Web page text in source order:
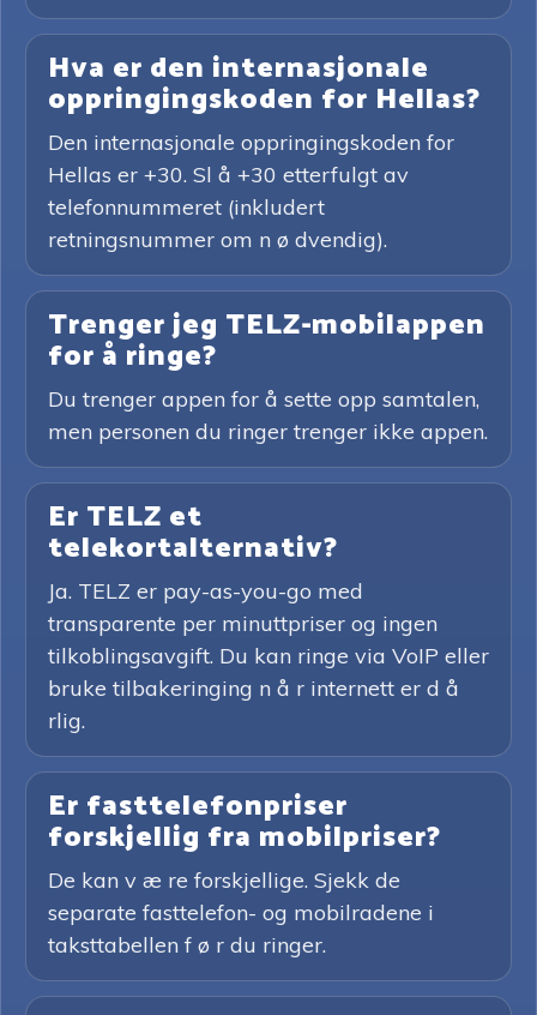
Hva er den internasjonale
oppringingskoden for Hellas?
Den internasjonale oppringingskoden for
Hellas er +30. Sl å +30 etterfulgt av
telefonnummeret (inkludert
retningsnummer om n ø dvendig).
Trenger jeg TELZ-mobilappen
for å ringe?
Du trenger appen for å sette opp samtalen,
men personen du ringer trenger ikke appen.
Er TELZ et
telekortalternativ?
Ja. TELZ er pay-as-you-go med
transparente per minuttpriser og ingen
tilkoblingsavgift. Du kan ringe via VoIP eller
bruke tilbakeringing n å r internett er d å
rlig.
Er fasttelefonpriser
forskjellig fra mobilpriser?
De kan v æ re forskjellige. Sjekk de
separate fasttelefon- og mobilradene i
taksttabellen f ø r du ringer.